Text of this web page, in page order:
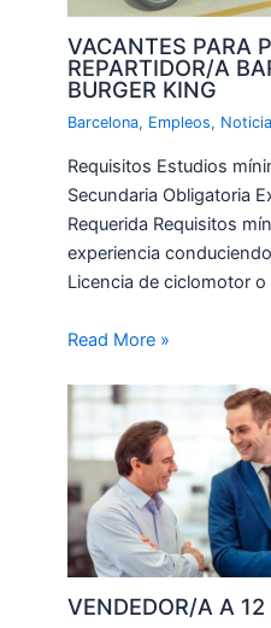
VACANTES PARA
REPARTIDOR/A
BURGER KING
Barcelona, Empleos,
Requisitos Estudios
Secundaria Obligatoria
Requerida Requisitos
experiencia
Licencia de ciclomotor
Read More »
VENDEDOR/A A 12